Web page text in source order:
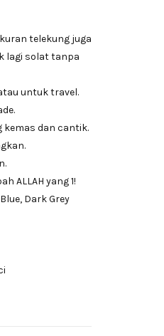
telekung juga
lagi solat tanpa
untuk travel.
kemas dan cantik.
ALLAH yang 1!
Dark Grey